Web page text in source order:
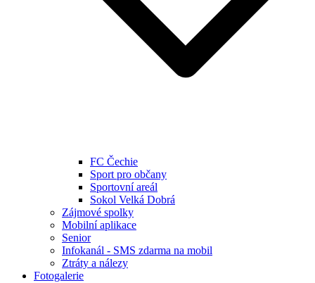
FC Čechie
Sport pro občany
Sportovní areál
Sokol Velká Dobrá
Zájmové spolky
Mobilní aplikace
Senior
Infokanál - SMS zdarma na mobil
Ztráty a nálezy
Fotogalerie